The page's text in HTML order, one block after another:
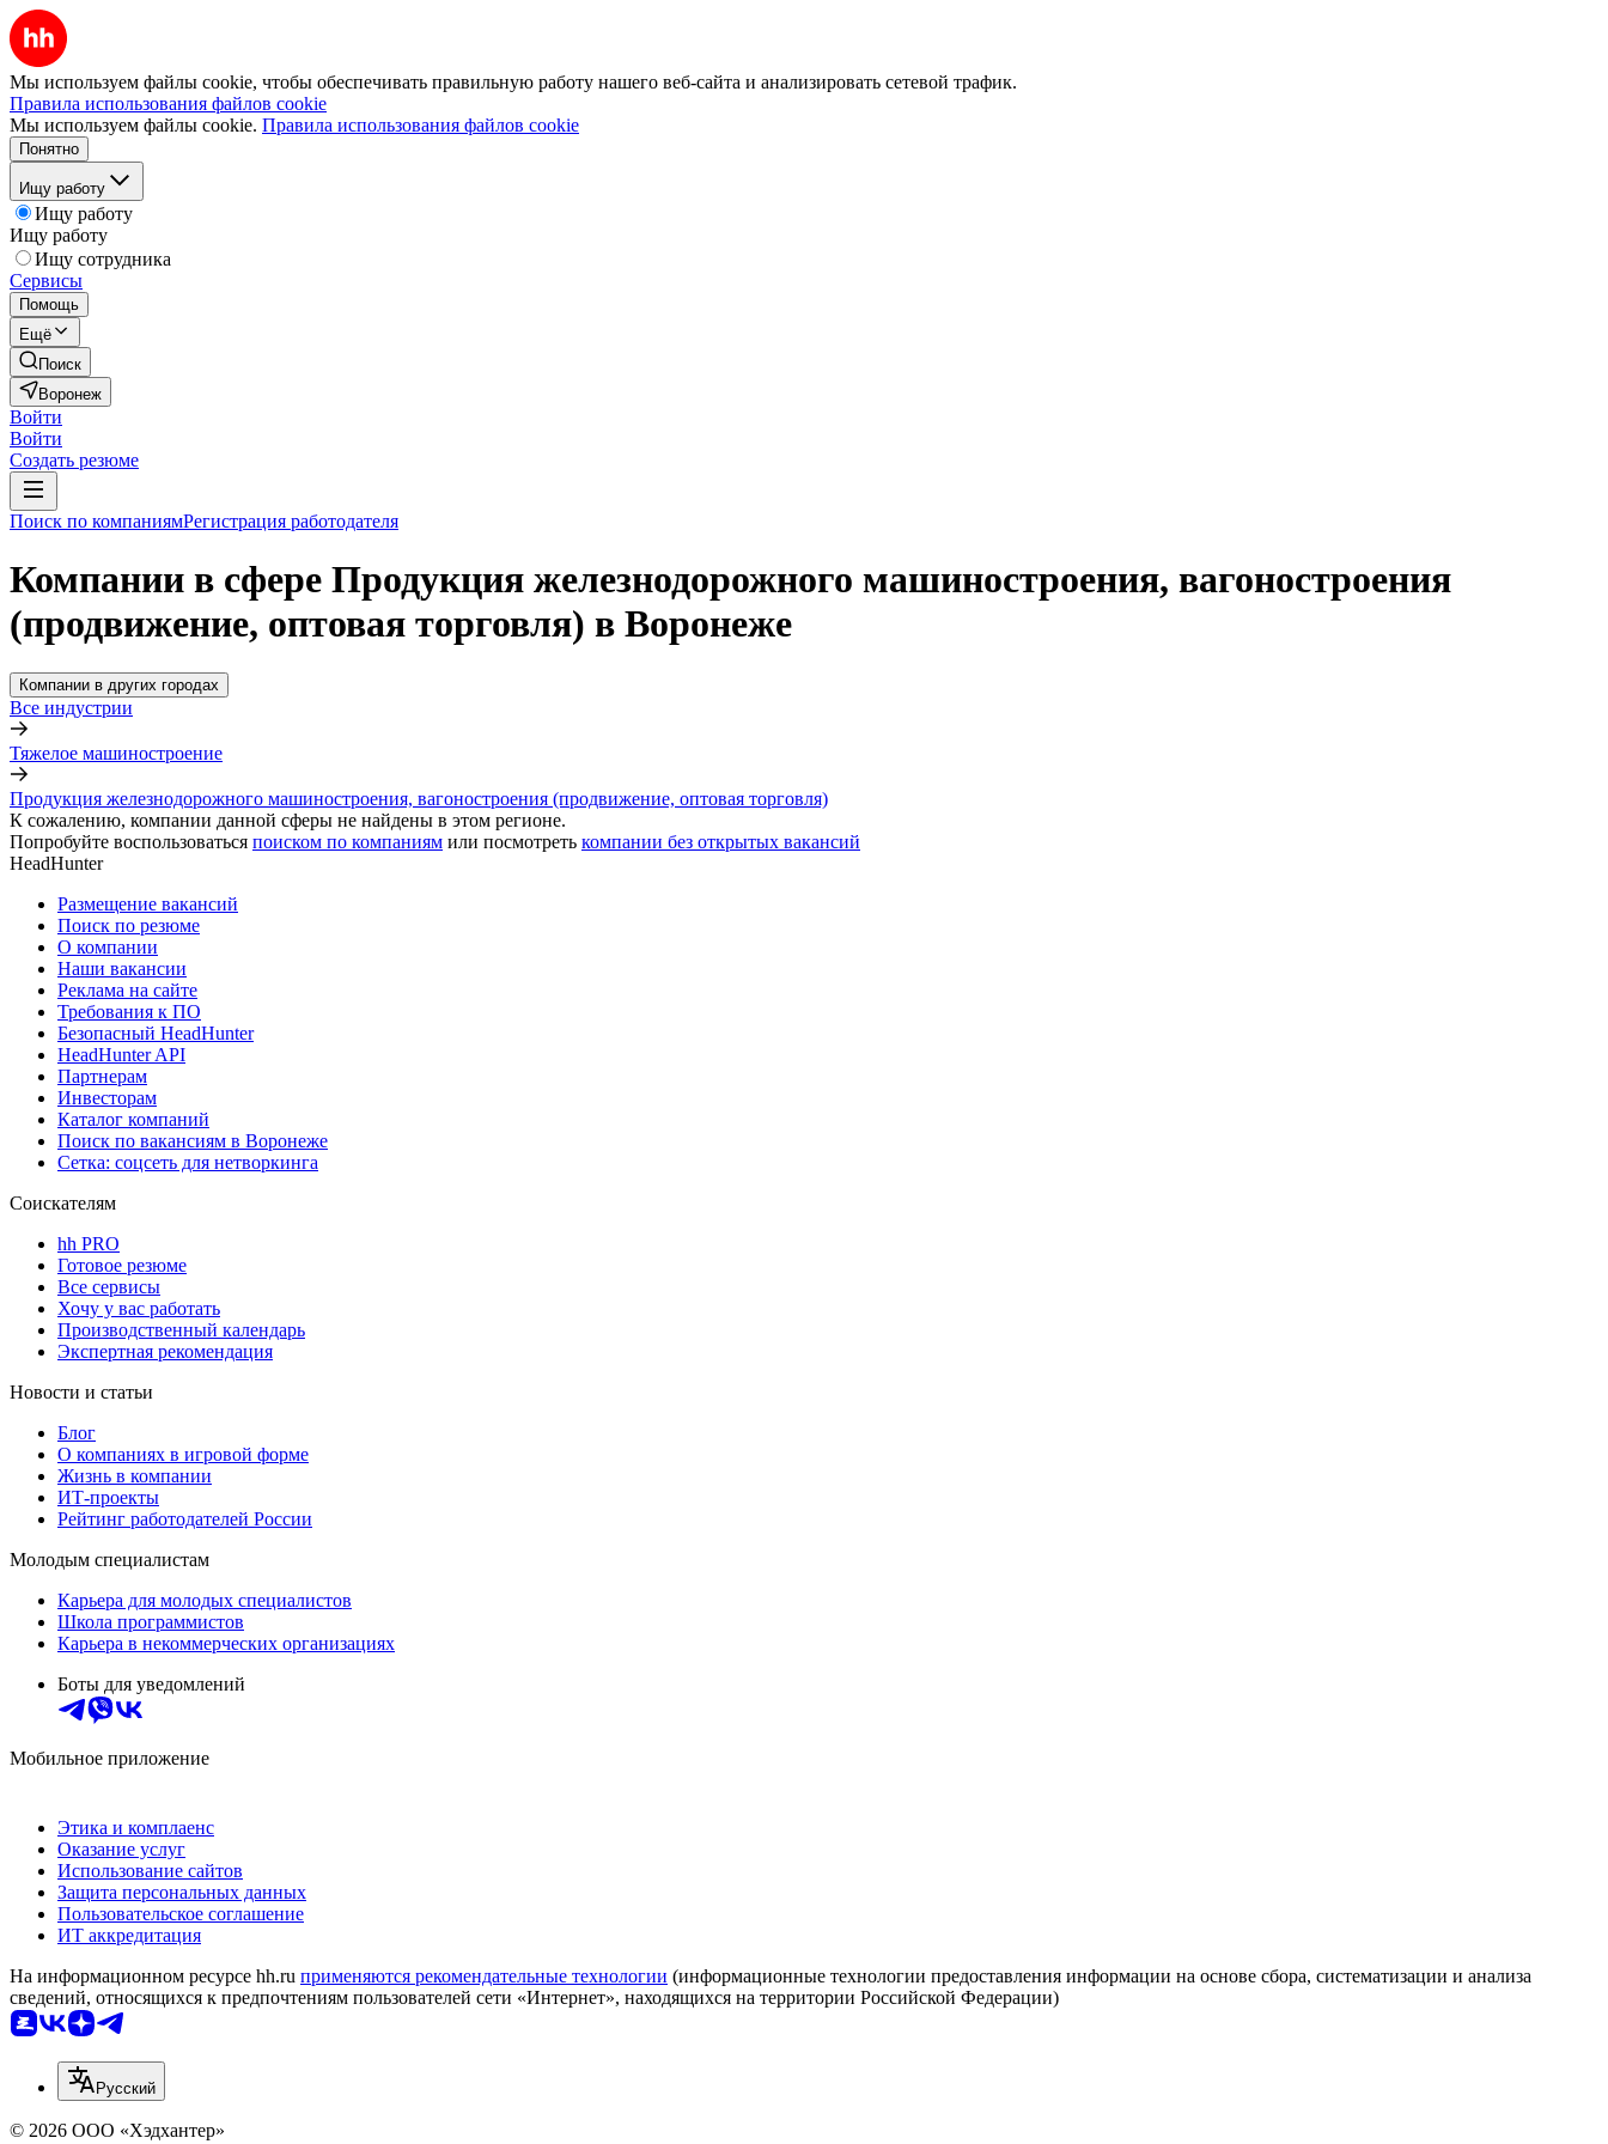
Мы используем файлы cookie, чтобы обеспечивать правильную работу нашего веб-сайта и анализировать сетевой трафик.
Правила использования файлов cookie
Мы используем файлы cookie. Правила использования файлов cookie
Понятно
Ищу работу
Ищу работу
Ищу работу
Ищу сотрудника
Сервисы
Помощь
Ещё
Поиск
Воронеж
Войти
Войти
Создать резюме
Поиск по компаниямРегистрация работодателя
Компании в сфере Продукция железнодорожного машиностроения, вагоностроения
(продвижение, оптовая торговля) в Воронеже
Компании в других городах
Все индустрии
Тяжелое машиностроение
Продукция железнодорожного машиностроения, вагоностроения (продвижение, оптовая торговля)
К сожалению, компании данной сферы не найдены в этом регионе.
Попробуйте воспользоваться поиском по компаниям или посмотреть компании без открытых вакансий
HeadHunter
Размещение вакансий
Поиск по резюме
О компании
Наши вакансии
Реклама на сайте
Требования к ПО
Безопасный HeadHunter
HeadHunter API
Партнерам
Инвесторам
Каталог компаний
Поиск по вакансиям в Воронеже
Сетка: соцсеть для нетворкинга
Соискателям
hh PRO
Готовое резюме
Все сервисы
Хочу у вас работать
Производственный календарь
Экспертная рекомендация
Новости и статьи
Блог
О компаниях в игровой форме
Жизнь в компании
ИТ-проекты
Рейтинг работодателей России
Молодым специалистам
Карьера для молодых специалистов
Школа программистов
Карьера в некоммерческих организациях
Боты для уведомлений
Мобильное приложение
Этика и комплаенс
Оказание услуг
Использование сайтов
Защита персональных данных
Пользовательское соглашение
ИТ аккредитация
На информационном ресурсе hh.ru применяются рекомендательные технологии (информационные технологии предоставления информации на основе сбора, систематизации и анализа
сведений, относящихся к предпочтениям пользователей сети «Интернет», находящихся на территории Российской Федерации)
Русский
© 2026 ООО «Хэдхантер»